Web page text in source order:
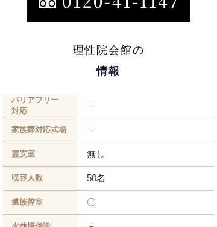
理性院会館の
情報
バリアフリー
対応
－
家族葬対応式場 －
霊安室 無し
収容人数 50名
遺族控室 〇